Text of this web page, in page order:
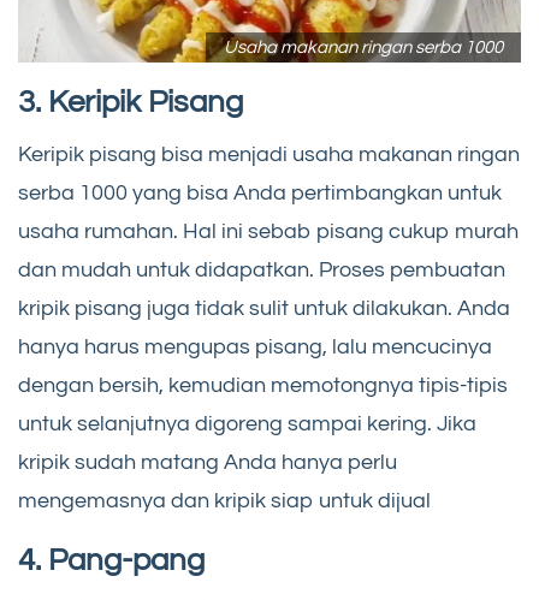
Usaha makanan ringan serba 1000
3. Keripik Pisang
Keripik pisang bisa menjadi usaha makanan ringan
serba 1000 yang bisa Anda pertimbangkan untuk
usaha rumahan. Hal ini sebab pisang cukup murah
dan mudah untuk didapatkan. Proses pembuatan
kripik pisang juga tidak sulit untuk dilakukan. Anda
hanya harus mengupas pisang, lalu mencucinya
dengan bersih, kemudian memotongnya tipis-tipis
untuk selanjutnya digoreng sampai kering. Jika
kripik sudah matang Anda hanya perlu
mengemasnya dan kripik siap untuk dijual
4. Pang-pang